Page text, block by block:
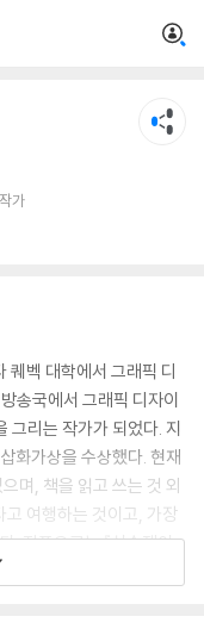
가
퀘벡 대학에서 그래픽 디
송국에서 그래픽 디자이
그리는 작가가 되었다. 지
화가상을 수상했다. 현재
며, 책을 읽고 쓰는 것 외
고 여행하는 것이고, 가장
. 작품으로는 『심술쟁이
의 악마』 등이 있다.